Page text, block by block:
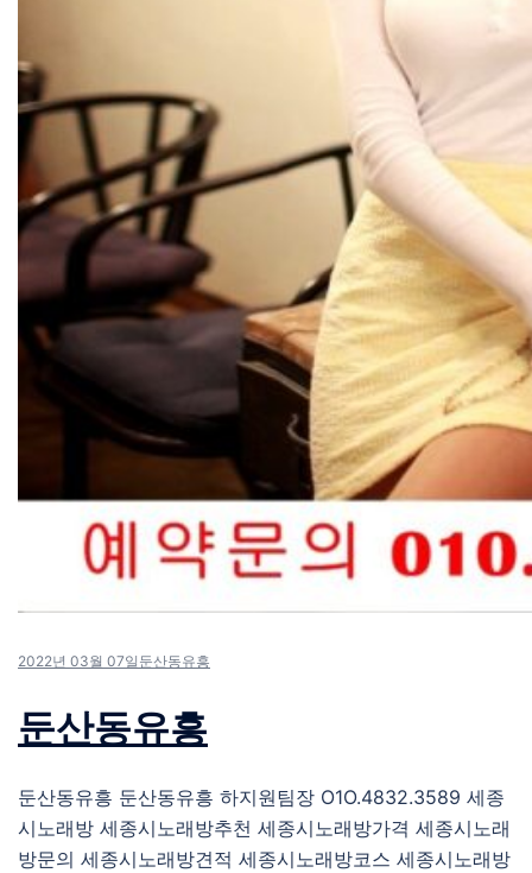
2022년 03월 07일 둔산동유흥
둔산동유흥
둔산동유흥 둔산동유흥 하지원팀장 O1O.4832.3589 세종
시노래방 세종시노래방추천 세종시노래방가격 세종시노래
방문의 세종시노래방견적 세종시노래방코스 세종시노래방